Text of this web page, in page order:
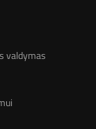
valdymas